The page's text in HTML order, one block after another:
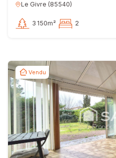
Le Givre (85540)
3 150m² 2
Vendu